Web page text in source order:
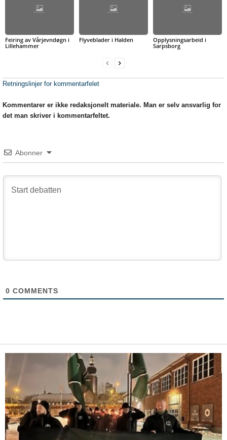
Feiring av Vårjevndøgn i
Lillehammer
Flyveblader i Halden
Opplysningsarbeid i
Sarpsborg
Retningslinjer for kommentarfelet
Kommentarer er ikke redaksjonelt materiale. Man er selv ansvarlig for
det man skriver i kommentarfeltet.
Abonner
0 COMMENTS